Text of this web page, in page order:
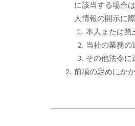
に該当する場合
人情報の開示に
本人または第
当社の業務の
その他法令に
前項の定めにか